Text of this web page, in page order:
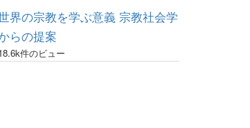
界の宗教を学ぶ意義 宗教社会学
らの提案
件のビュー